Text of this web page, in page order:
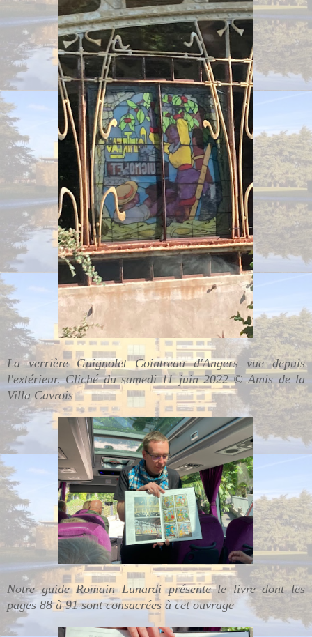
La verrière Guignolet Cointreau d'Angers vue depuis
l'extérieur.Cliché du samedi 11 juin 2022 © Amis de la
Villa Cavrois
Notre guide Romain Lunardi présente le livre dont les
pages 88 à 91 sont consacrées à cet ouvrage